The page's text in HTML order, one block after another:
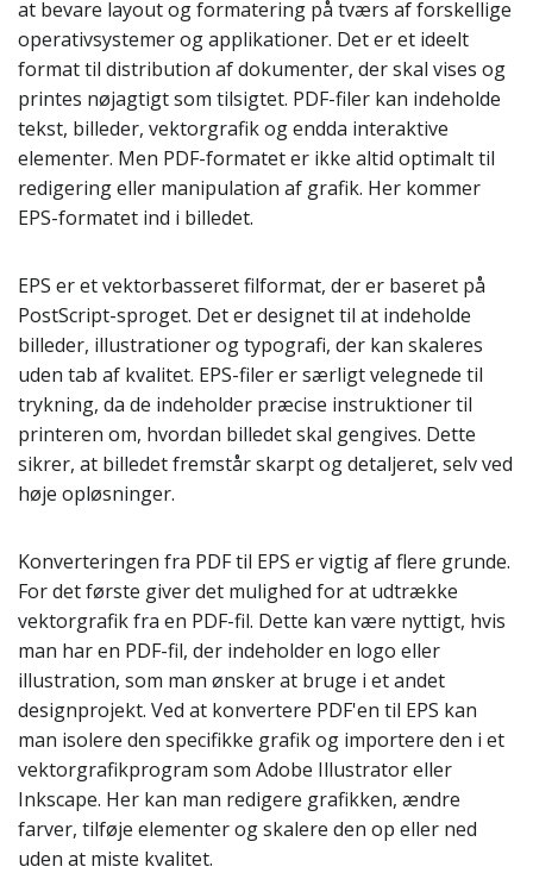
at bevare layout og formatering på tværs af forskellige
operativsystemer og applikationer. Det er et ideelt
format til distribution af dokumenter, der skal vises og
printes nøjagtigt som tilsigtet. PDF-filer kan indeholde
tekst, billeder, vektorgrafik og endda interaktive
elementer. Men PDF-formatet er ikke altid optimalt til
redigering eller manipulation af grafik. Her kommer
EPS-formatet ind i billedet.
EPS er et vektorbasseret filformat, der er baseret på
PostScript-sproget. Det er designet til at indeholde
billeder, illustrationer og typografi, der kan skaleres
uden tab af kvalitet. EPS-filer er særligt velegnede til
trykning, da de indeholder præcise instruktioner til
printeren om, hvordan billedet skal gengives. Dette
sikrer, at billedet fremstår skarpt og detaljeret, selv ved
høje opløsninger.
Konverteringen fra PDF til EPS er vigtig af flere grunde.
For det første giver det mulighed for at udtrække
vektorgrafik fra en PDF-fil. Dette kan være nyttigt, hvis
man har en PDF-fil, der indeholder en logo eller
illustration, som man ønsker at bruge i et andet
designprojekt. Ved at konvertere PDF'en til EPS kan
man isolere den specifikke grafik og importere den i et
vektorgrafikprogram som Adobe Illustrator eller
Inkscape. Her kan man redigere grafikken, ændre
farver, tilføje elementer og skalere den op eller ned
uden at miste kvalitet.